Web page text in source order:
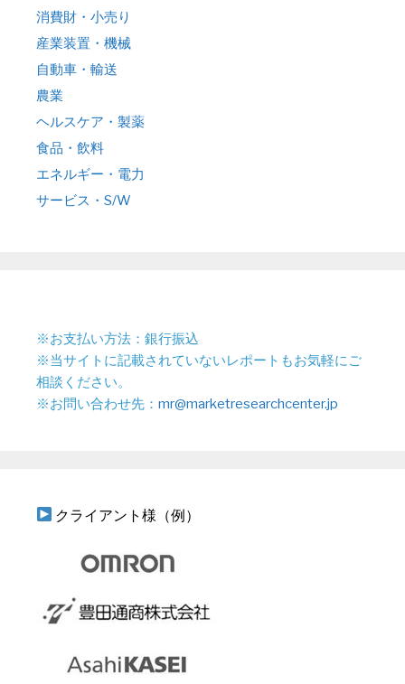
消費財・小売り
産業装置・機械
自動車・輸送
農業
ヘルスケア・製薬
食品・飲料
エネルギー・電力
サービス・S/W
※お支払い方法：銀行振込
※当サイトに記載されていないレポートもお気軽にご
相談ください。
※お問い合わせ先： mr@marketresearchcenter.jp
クライアント様（例）